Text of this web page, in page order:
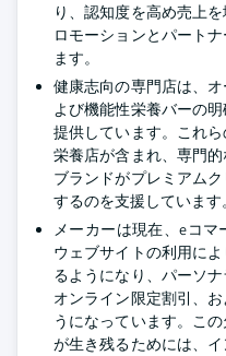
り、認知度を高め売上
ロモーションとパート
ます。
健康志向の専門店は、
よび機能性栄養バーの
提供しています。これ
栄養店が含まれ、専門的
ブランドがプレミアム
するのを支援しています。
メーカーは現在、eコ
ウェブサイトの利用に
るようになり、パーソ
オンライン限定割引、
うになっています。こ
が生き残るためには、イ